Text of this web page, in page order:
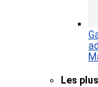
Les